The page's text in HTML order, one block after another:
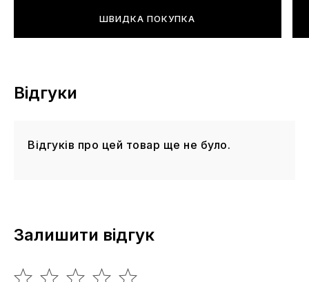
ШВИДКА ПОКУПКА
Відгуки
Відгуків про цей товар ще не було.
Залишити відгук